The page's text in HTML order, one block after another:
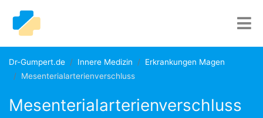
Dr-Gumpert.de Innere Medizin
Erkrankungen Magen
Mesenterialarterienverschluss
Mesenterialarterienverschluss